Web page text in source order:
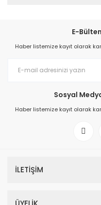
E-
Haber listemize kayıt olarak
Sosyal
Haber listemize kayıt olarak
İLETİŞİM